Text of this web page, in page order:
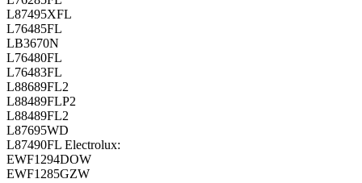
L87495XFL
L76485FL
LB3670N
L76480FL
L76483FL
L88689FL2
L88489FLP2
L88489FL2
L87695WD
L87490FL Electrolux:
EWF1294DOW
EWF1285GZW